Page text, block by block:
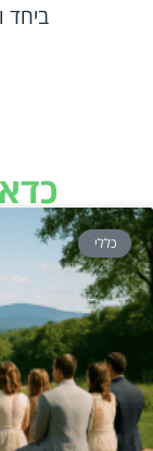
ביחד
כללי